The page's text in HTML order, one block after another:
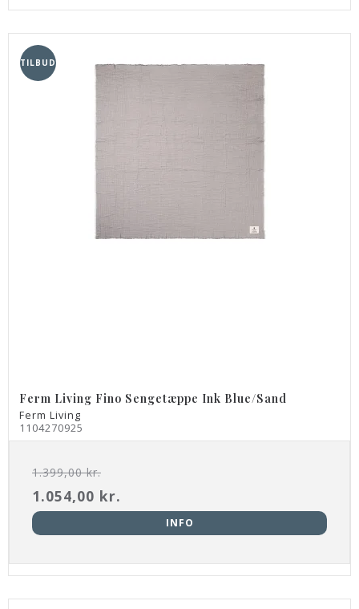
TILBUD
Ferm Living Fino Sengetæppe Ink Blue/Sand
Ferm Living
1104270925
1.399,00 kr.
1.054,00 kr.
INFO